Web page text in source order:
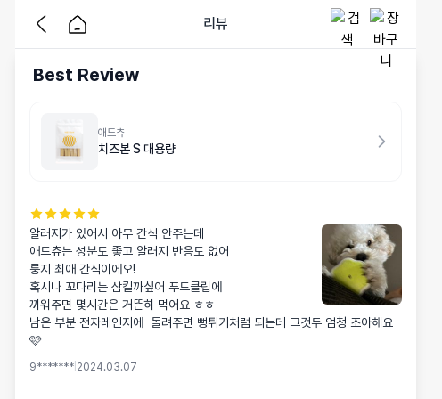
리뷰
Best Review
애드츄
치즈본 S 대용량
알러지가 있어서 아무 간식 안주는데
애드츄는 성분도 좋고 알러지 반응도 없어
룽지 최애 간식이에오!
혹시나 꼬다리는 삼킬까싶어 푸드클립에
끼워주면 몇시간은 거뜬히 먹어요 ㅎㅎ
남은 부분 전자레인지에  돌려주면 뻥튀기처럼 되는데 그것두 엄청 조아해요
🩷
9******* 2024.03.07